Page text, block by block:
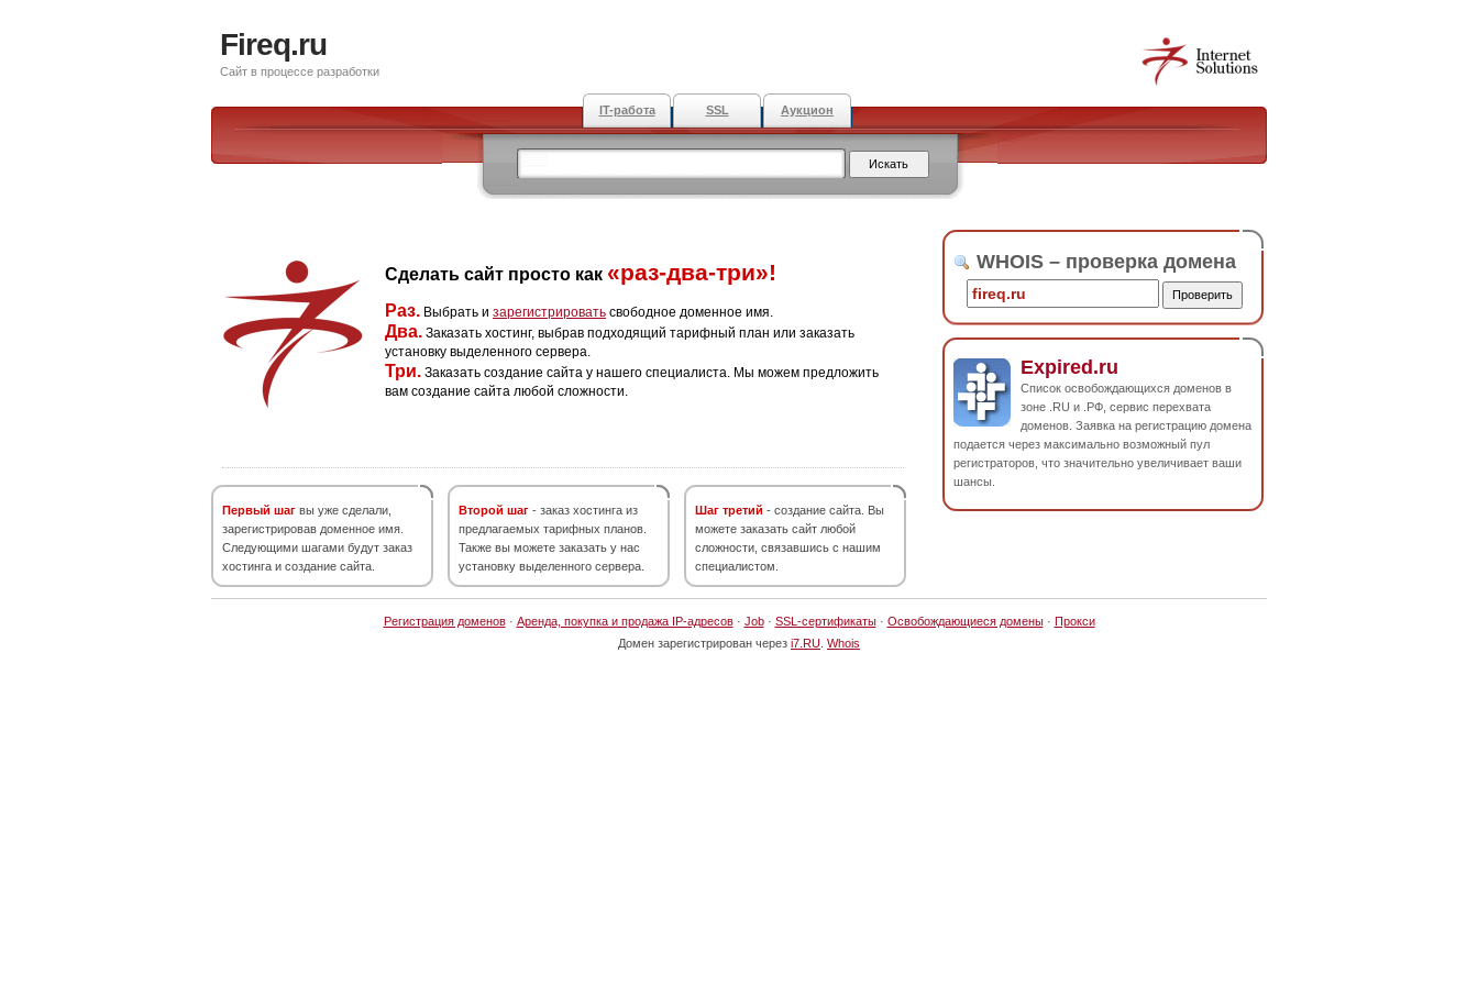
Fireq.ru
Сайт в процессе разработки
IT-работа SSL Аукцион
Сделать сайт просто как «раз-два-три»!
Раз. Выбрать и зарегистрировать свободное доменное имя.
Два. Заказать хостинг, выбрав подходящий тарифный план или заказать
установку выделенного сервера.
Три. Заказать создание сайта у нашего специалиста. Мы можем предложить
вам создание сайта любой сложности.
Первый шаг вы уже сделали,
зарегистрировав доменное имя.
Следующими шагами будут заказ
хостинга и создание сайта.
Второй шаг - заказ хостинга из
предлагаемых тарифных планов.
Также вы можете заказать у нас
установку выделенного сервера.
Шаг третий - создание сайта. Вы
можете заказать сайт любой
сложности, связавшись с нашим
специалистом.
WHOIS – проверка домена
Expired.ru
Список освобождающихся доменов в
зоне .RU и .РФ, сервис перехвата
доменов. Заявка на регистрацию домена
подается через максимально возможный пул
регистраторов, что значительно увеличивает ваши
шансы.
Регистрация доменов· Аренда, покупка и продажа IP-адресов· Job· SSL-сертификаты· Освобождающиеся домены· Прокси
Домен зарегистрирован через i7.RU Whois